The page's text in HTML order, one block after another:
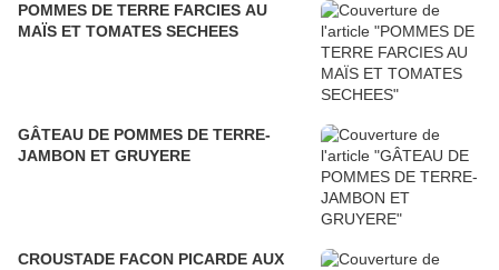
POMMES DE TERRE FARCIES AU
MAÏS ET TOMATES SECHEES
GÂTEAU DE POMMES DE TERRE-
JAMBON ET GRUYERE
CROUSTADE FACON PICARDE AUX